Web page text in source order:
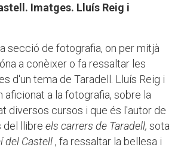
Imatges. Lluís Reig i
secció de fotografia, on per mitjà
a conèixer o fa ressaltar les
d'un tema de Taradell. Lluís Reig i
aficionat a la fotografia, sobre la
diversos cursos i que és l'autor de
del llibre els carrers de Taradell, sota
del Castell, fa ressaltar la bellesa i